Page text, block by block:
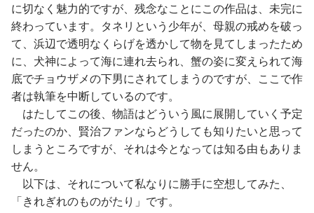
に切なく魅力的ですが、残念なことにこの作品は、未完に
終わっています。タネリという少年が、母親の戒めを破っ
て、浜辺で透明なくらげを透かして物を見てしまったため
に、犬神によって海に連れ去られ、蟹の姿に変えられて海
底でチョウザメの下男にされてしまうのですが、ここで作
者は執筆を中断しているのです。
はたしてこの後、物語はどういう風に展開していく予定
だったのか、賢治ファンならどうしても知りたいと思って
しまうところですが、それは今となっては知る由もありま
せん。
以下は、それについて私なりに勝手に空想してみた、
「きれぎれのものがたり」です。